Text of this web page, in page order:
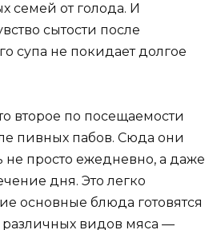
семей от голода. И
сытости после
супа не покидает долгое
второе по посещаемости
пивных пабов. Сюда они
не просто ежедневно, а даже
дня. Это легко
основные блюда готовятся
различных видов мяса —